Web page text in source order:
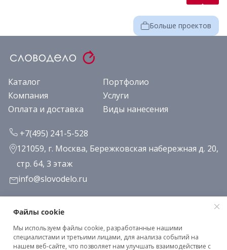
Больше проектов
Каталог
Портфолио
Компания
Услуги
Оплата и доставка
Виды нанесения
+7(495) 241-5-528
121059, г. Москва, Бережковская набережная д. 20,
стр. 64, 3 этаж
info@slovodelo.ru
Заказать звонок
Подписаться на рассылку
Файлы cookie
Мы используем файлы cookie, разработанные нашими
специалистами и третьими лицами, для анализа событий на
нашем веб-сайте, что позволяет нам улучшать взаимодействие с